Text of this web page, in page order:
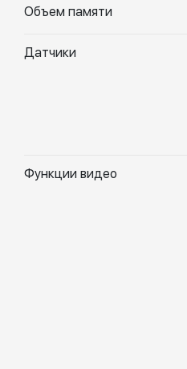
Объем памяти
Датчики
Функции видео